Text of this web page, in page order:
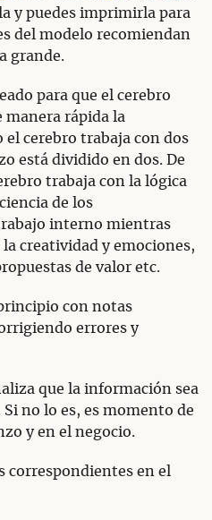
y puedes imprimirla para
del modelo recomiendan
grande.
para que el cerebro
manera rápida la
cerebro trabaja con dos
está dividido en dos. De
trabaja con la lógica
de los
interno mientras
creatividad y emociones,
de valor etc.
con notas
errores y
que la información sea
Si no lo es, es momento de
y en el negocio.
correspondientes en el